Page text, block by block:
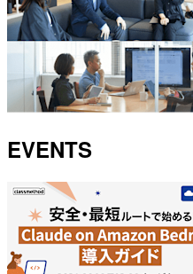
EVENTS